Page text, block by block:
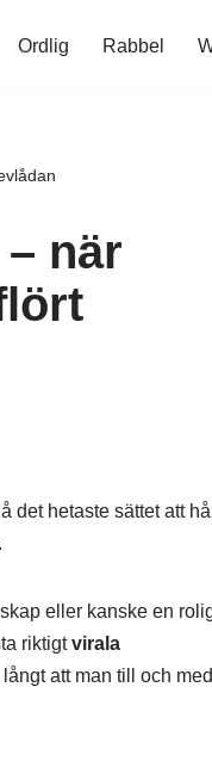
Ordlig Rabbel
när
det hetaste sättet att
eller kanske en
riktigtvirala
att man till och med